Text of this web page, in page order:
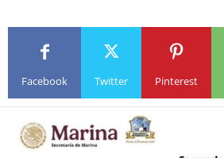
Facebook Twitter Pinterest